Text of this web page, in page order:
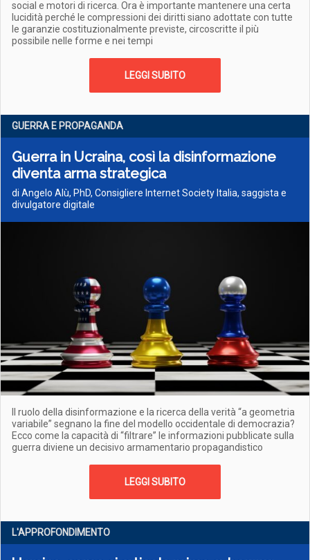
social e motori di ricerca. Ora è importante mantenere una certa
lucidità perché le compressioni dei diritti siano adottate con tutte
le garanzie costituzionalmente previste, circoscritte il più
possibile nelle forme e nei tempi
LEGGI SUBITO
GUERRA E PROPAGANDA
Guerra in Ucraina, così la disinformazione
diventa arma strategica
di Angelo Alù, PhD, Consigliere Internet Society Italia, saggista e
divulgatore digitale
Il ruolo della disinformazione e la ricerca della verità “a geometria
variabile” segnano la fine del modello occidentale di democrazia?
Ecco come la capacità di “filtrare” le informazioni pubblicate sulla
guerra diviene un decisivo armamentario propagandistico
LEGGI SUBITO
L'APPROFONDIMENTO